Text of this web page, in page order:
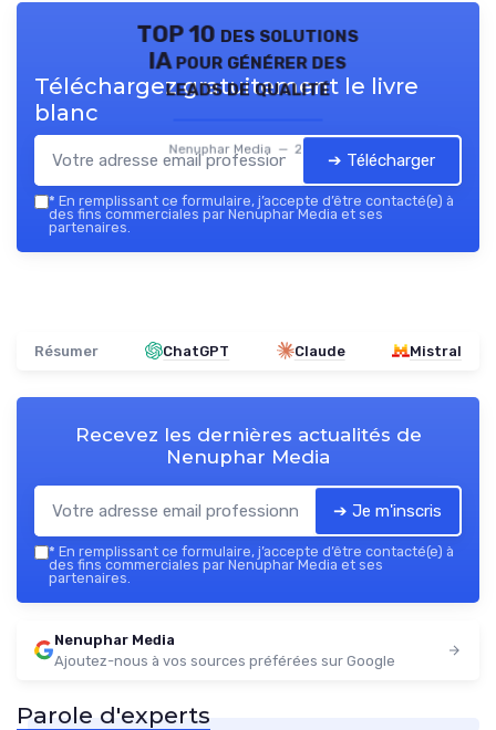
TOP 10 des solutions
IA pour générer des
leads de qualité
Nenuphar Media — 2026
Téléchargez gratuitement le livre
blanc
➔ Télécharger
* En remplissant ce formulaire, j’accepte d’être contacté(e) à
des fins commerciales par Nenuphar Media et ses
partenaires.
Résumer ChatGPT Claude Mistral
Recevez les dernières actualités de
Nenuphar Media
➔ Je m'inscris
* En remplissant ce formulaire, j’accepte d’être contacté(e) à
des fins commerciales par Nenuphar Media et ses
partenaires.
Nenuphar Media
Ajoutez-nous à vos sources préférées sur Google
Parole d'experts